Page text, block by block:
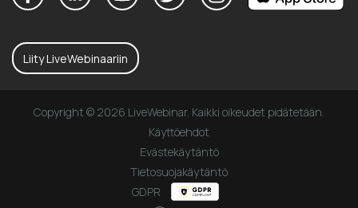
Liity LiveWebinaariin
Copyright © 2026 LiveWebinar. Kaikki oikeudet pidätetään.
Käyttöehdot
Evästekäytäntö
Tietosuojakäytäntö
GDPR